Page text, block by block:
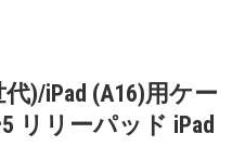
)/iPad (A16)用ケー
リリーパッド iPad